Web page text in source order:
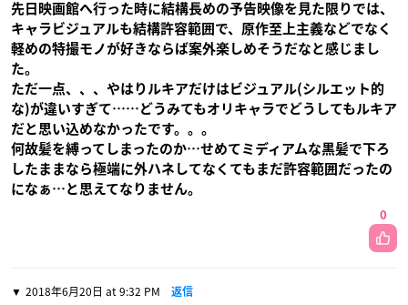
先日映画館へ行った時に結構長めの予告映像を見た限りでは、
キャラビジュアルも結構許容範囲で、原作至上主義などでなく
軽めの特撮モノが好きならば案外楽しめそうだなと感じまし
た。
ただ一点、、、やはりルキアだけはビジュアル(シルエット的
な)が違いすぎて……どうみてもオリキャラでどうしてもルキア
だと思い込めなかったです。。。
何故髪を縛ってしまったのか…せめてミディアムな黒髪で下ろ
したままなら極端に外ハネしてなくてもまだ許容範囲だったの
になぁ…と思えてなりません。
0
2018年6月20日 at 9:32 PM 返信